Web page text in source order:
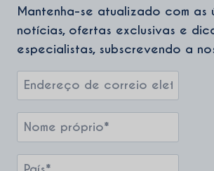
Mantenha-se atualizado com as
notícias, ofertas exclusivas e
especialistas, subscrevendo a